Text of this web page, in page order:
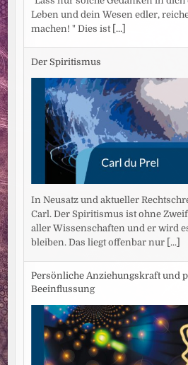
Leben und dein Wesen edler,
machen! " Dies ist [...]
Der Spiritismus
In Neusatz und aktueller
Carl. Der Spiritismus ist ohne
aller Wissenschaften und er wird
bleiben. Das liegt offenbar nur [...]
Persönliche Anziehungskraft und
Beeinflussung